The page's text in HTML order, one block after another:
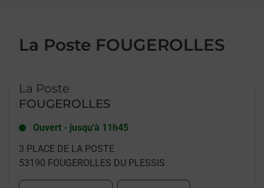
La Poste FOUGEROLLES
La Poste
FOUGEROLLES
Ouvert - jusqu'à 11h45
3 PLACE DE LA POSTE
53190 FOUGEROLLES DU PLESSIS